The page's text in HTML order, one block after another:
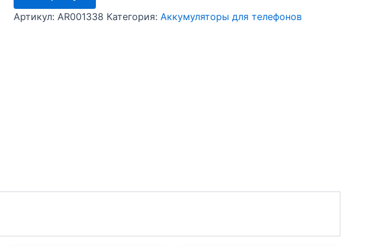
Аккумулятор
ZTE
Артикул: AR001338 Категория: Аккумуляторы для телефонов